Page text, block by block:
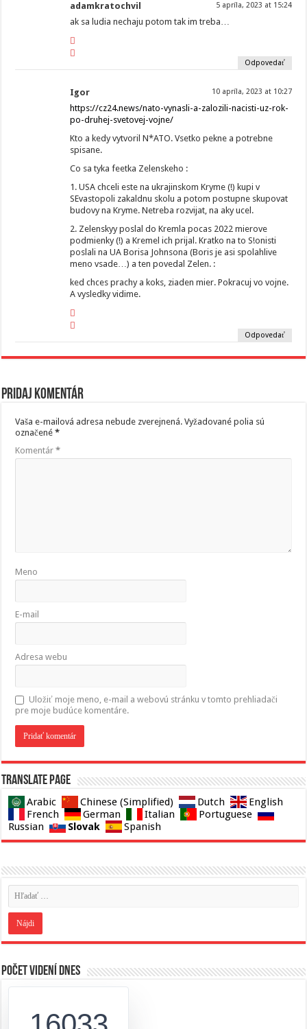
adamkratochvil 5 apríla, 2023 at 15:24
ak sa ludia nechaju potom tak im treba…
Odpovedať
Igor 10 apríla, 2023 at 10:27
https://cz24.news/nato-vynasli-a-zalozili-nacisti-uz-rok-
po-druhej-svetovej-vojne/
Kto a kedy vytvoril N*ATO. Vsetko pekne a potrebne
spisane.
Co sa tyka feetka Zelenskeho :
1. USA chceli este na ukrajinskom Kryme (!) kupi v
SEvastopoli zakaldnu skolu a potom postupne skupovat
budovy na Kryme. Netreba rozvijat, na aky ucel.
2. Zelenskyy poslal do Kremla pocas 2022 mierove
podmienky (!) a Kremel ich prijal. Kratko na to S!onisti
poslali na UA Borisa Johnsona (Boris je asi spolahlive
meno vsade…) a ten povedal Zelen. :
ked chces prachy a koks, ziaden mier. Pokracuj vo vojne.
A vysledky vidime.
Odpovedať
Pridaj komentár
Vaša e-mailová adresa nebude zverejnená. Vyžadované polia sú
označené*
Komentár*
Meno
E-mail
Adresa webu
Uložiť moje meno, e-mail a webovú stránku v tomto prehliadači
pre moje budúce komentáre.
Translate page
Arabic Chinese (Simplified) Dutch
English
French
German Italian
Portuguese
Russian
Slovak Spanish
Počet videní dnes